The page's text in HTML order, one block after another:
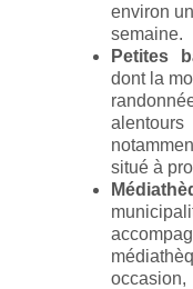
environ
semaine.
Petites
dont la
situé à